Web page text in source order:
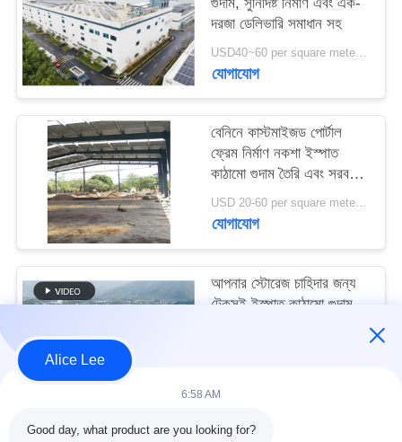
মামলা
সাইট
গোপনীয়তা
দরজা ডেলিভারি সমাধান সহ
USD40~60 per square meter MOQ:1000 sqm
যোগাযোগ
বেনিনে কাস্টমাইজড পোর্টাল
ফ্রেম নির্মাণ নকশা ইস্পাত
কাঠামো গুদাম তৈরি এবং সরবরাহ
করুন
USD 20-60 per square meter MOQ:1000 বর্গ মিটার
যোগাযোগ
আপনার স্টোরেজ চাহিদার জন্য
টেকসই ইস্পাত কাঠামো গুদাম
Alice Lee
6:58 AM
Good day, what product are you looking for?